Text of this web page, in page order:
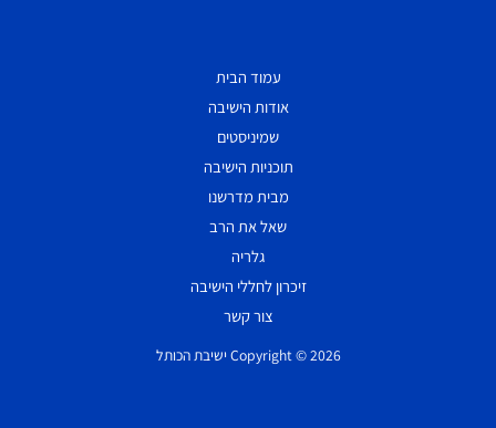
עמוד הבית
אודות הישיבה
שמיניסטים
תוכניות הישיבה
מבית מדרשנו
שאל את הרב
גלריה
זיכרון לחללי הישיבה
צור קשר
Copyright © 2026 ישיבת הכותל